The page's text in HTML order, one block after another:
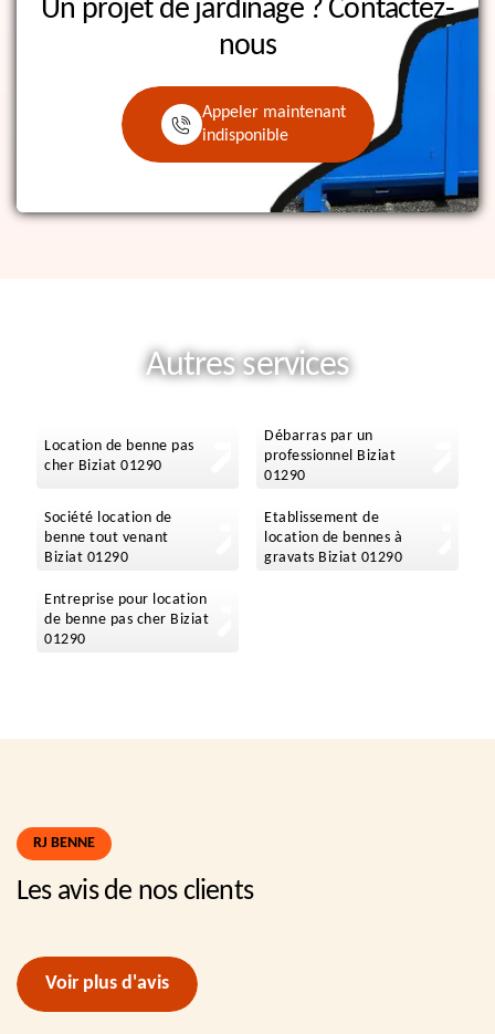
Un projet de jardinage ? Contactez-
nous
Appeler maintenant
indisponible
Autres services
Location de benne pas
cher Biziat 01290
Débarras par un
professionnel Biziat
01290
Société location de
benne tout venant
Biziat 01290
Etablissement de
location de bennes à
gravats Biziat 01290
Entreprise pour location
de benne pas cher Biziat
01290
RJ BENNE
Les avis de nos clients
Voir plus d'avis